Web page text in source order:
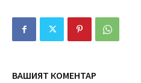
ВАШИЯТ КОМЕНТАР